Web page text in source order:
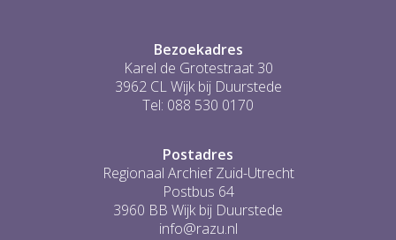
Bezoekadres
Karel de Grotestraat 30
3962 CL Wijk bij Duurstede
Tel: 088 530 0170
Postadres
Regionaal Archief Zuid-Utrecht
Postbus 64
3960 BB Wijk bij Duurstede
info@razu.nl